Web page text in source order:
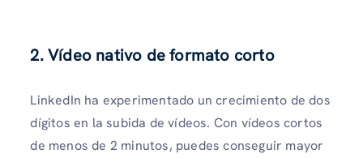
2. Vídeo nativo de formato corto
LinkedIn ha experimentado un crecimiento de dos
dígitos en la subida de vídeos. Con vídeos cortos
de menos de 2 minutos, puedes conseguir mayor